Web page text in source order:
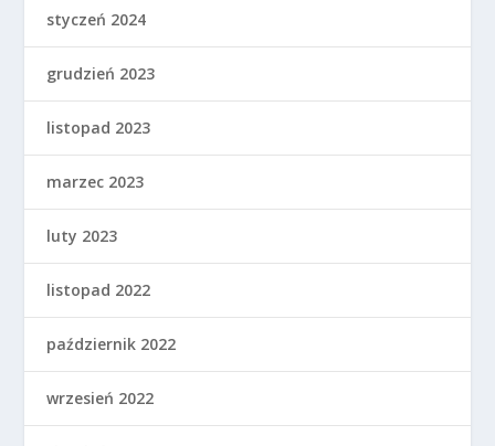
styczeń 2024
grudzień 2023
listopad 2023
marzec 2023
luty 2023
listopad 2022
październik 2022
wrzesień 2022